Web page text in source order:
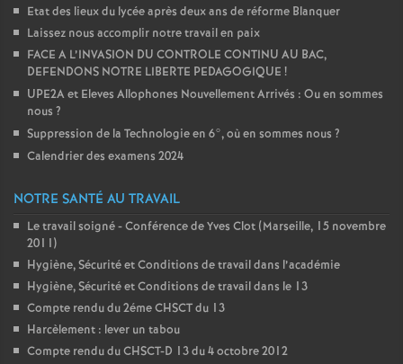
Etat des lieux du lycée après deux ans de réforme Blanquer
Laissez nous accomplir notre travail en paix
FACE A L’INVASION DU CONTROLE CONTINU AU BAC,
DEFENDONS NOTRE LIBERTE PEDAGOGIQUE !
UPE2A et Eleves Allophones Nouvellement Arrivés : Ou en sommes
nous ?
Suppression de la Technologie en 6°, où en sommes nous ?
Calendrier des examens 2024
NOTRE SANTÉ AU TRAVAIL
Le travail soigné - Conférence de Yves Clot (Marseille, 15 novembre
2011)
Hygiène, Sécurité et Conditions de travail dans l’académie
Hygiène, Sécurité et Conditions de travail dans le 13
Compte rendu du 2éme CHSCT du 13
Harcèlement : lever un tabou
Compte rendu du CHSCT-D 13 du 4 octobre 2012